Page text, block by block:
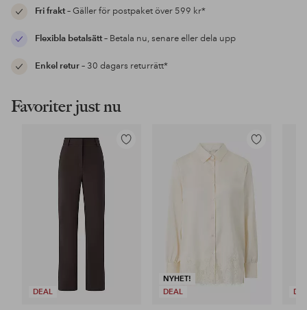
Fri frakt– Gäller för postpaket över 599 kr*
Flexibla betalsätt– Betala nu, senare eller dela upp
Enkel retur– 30 dagars returrätt*
Favoriter just nu
DEAL
Lägg
NYHET!
DEAL
Lägg
i